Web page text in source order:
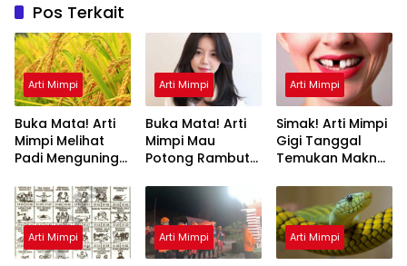
Pos Terkait
Arti Mimpi
Buka Mata! Arti
Mimpi Melihat
Padi Menguning
Diketahui
Arti Mimpi
Buka Mata! Arti
Mimpi Mau
Potong Rambut
Ini Penjelasannya
Arti Mimpi
Simak! Arti Mimpi
Gigi Tanggal
Temukan Makna
Arti Mimpi Arti Mimpi Arti Mimpi